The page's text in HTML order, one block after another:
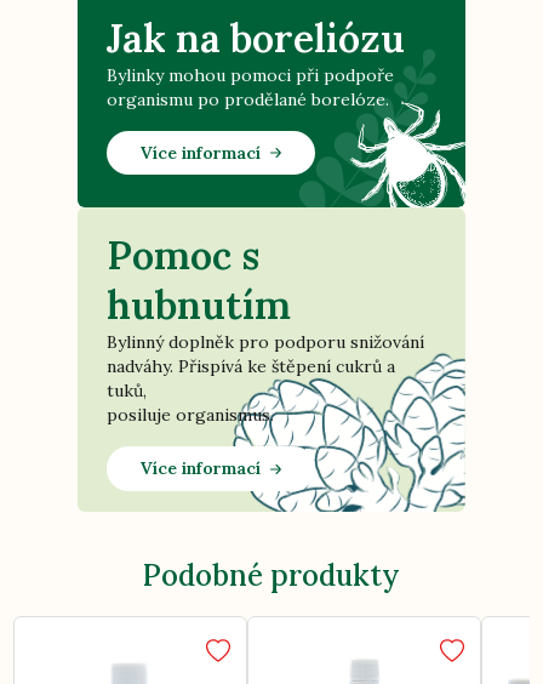
Jak na boreliózu
Bylinky mohou pomoci při podpoře
organismu po prodělané borelóze.
Více informací
Pomoc s
hubnutím
Bylinný doplněk pro podporu snižování
nadváhy. Přispívá ke štěpení cukrů a
tuků,
posiluje organismus.
Více informací
Podobné produkty